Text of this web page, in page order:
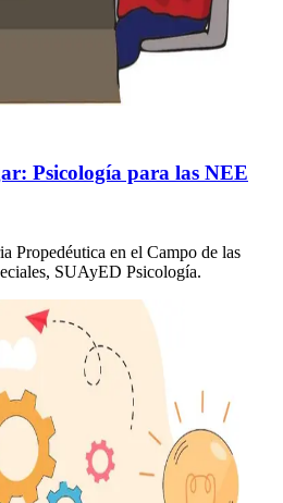
Psicología para las NEE
Propedéutica en el Campo de las
SUAyED Psicología.